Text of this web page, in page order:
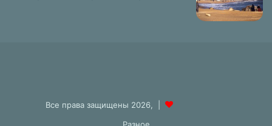
Все права защищены 2026, |
Разное